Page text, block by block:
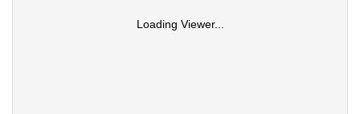
Loading Viewer...